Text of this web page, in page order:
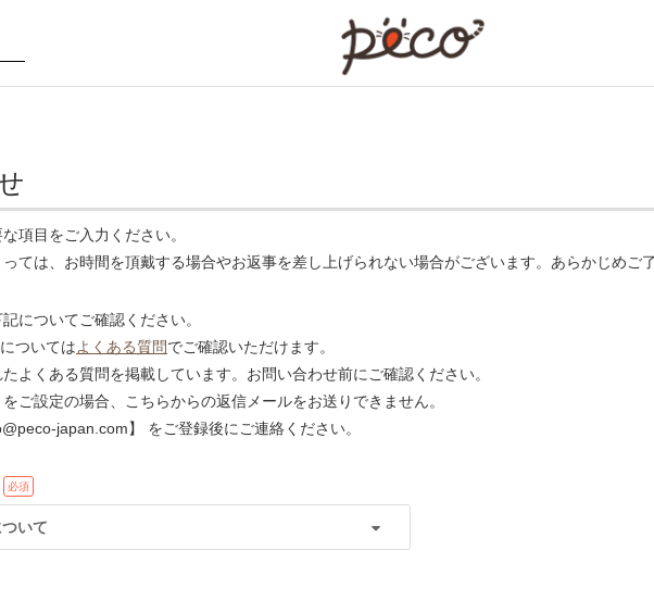
項目をご入力ください。
ては、お時間を頂戴する場合やお返事を差し上げられない場合がございます。あらかじめご
についてご確認ください。
ついてはよくある質問でご確認いただけます。
よくある質問を掲載しています。お問い合わせ前にご確認ください。
ご設定の場合、こちらからの返信メールをお送りできません。
japan.com】 をご登録後にご連絡ください。
いて